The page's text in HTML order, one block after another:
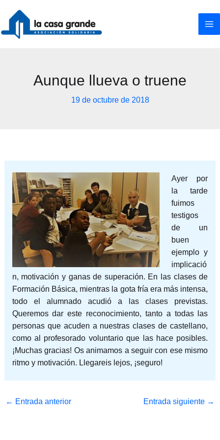
contenido
Aunque llueva o truene
19 de octubre de 2018
Ayer por
la tarde
fuimos
testigos
de un
buen
ejemplo y
implicació
n, motivación y ganas de superación. En las clases de
Formación Básica, mientras la gota fría era más intensa,
todo el alumnado acudió a las clases previstas.
Queremos dar este reconocimiento, tanto a todas las
personas que acuden a nuestras clases de castellano,
como al profesorado voluntario que las hace posibles.
¡Muchas gracias! Os animamos a seguir con ese mismo
ritmo y motivación. Llegareis lejos, ¡seguro!
← Entrada anterior Entrada siguiente →